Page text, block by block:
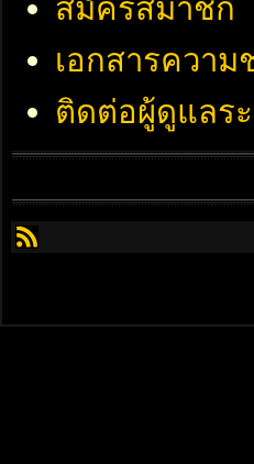
สมัครสมาชิก
เอกสารความ
ติดต่อผู้ดูแลร